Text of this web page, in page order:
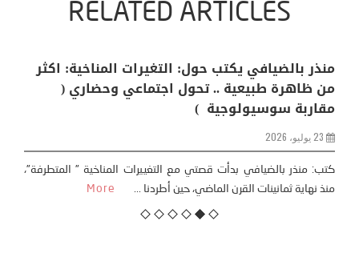
RELATED ARTICLES
منذر بالضيافي يكتب حول: التغيرات المناخية: اكثر
من ظاهرة طبيعية .. تحول اجتماعي وحضاري (
مقاربة سوسيولوجية )
23 يوليو، 2026
كتب: منذر بالضيافي بدأت قصتي مع التغييرات المناخية ” المتطرفة”،
منذ نهاية ثمانينات القرن الماضي، حين أطردنا ...
More